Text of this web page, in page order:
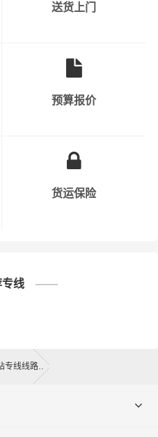
备和重型货物：包括工程
：需要特殊运输和安全措
品、气体、液体、易燃物
单等；
薄膜等；
包装：木箱包装一般采用
送货上门
预算报价
货运保险
线
专线线路